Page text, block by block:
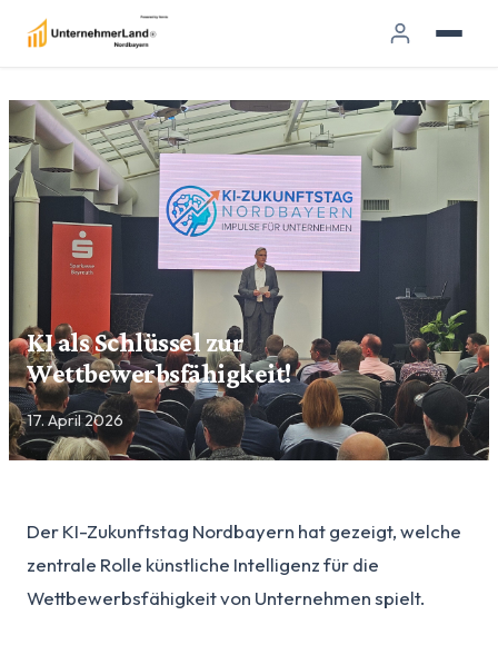
KI als Schlüssel zur
Wettbewerbsfähigkeit!
17. April 2026
Der KI-Zukunftstag Nordbayern hat gezeigt, welche
zentrale Rolle künstliche Intelligenz für die
Wettbewerbsfähigkeit von Unternehmen spielt.